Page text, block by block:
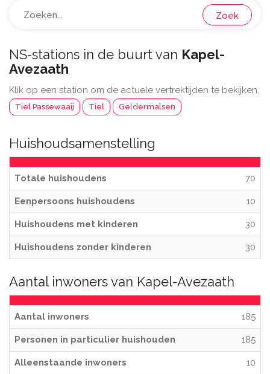
Zoek
NS-stations in de buurt van Kapel-
Avezaath
Klik op een station om de actuele vertrektijden te bekijken.
Tiel Passewaaij Tiel Geldermalsen
Huishoudsamenstelling
Totale huishoudens 70
Eenpersoons huishoudens 10
Huishoudens met kinderen 30
Huishoudens zonder kinderen 30
Aantal inwoners van Kapel-Avezaath
Aantal inwoners 185
Personen in particulier huishouden 185
Alleenstaande inwoners 10